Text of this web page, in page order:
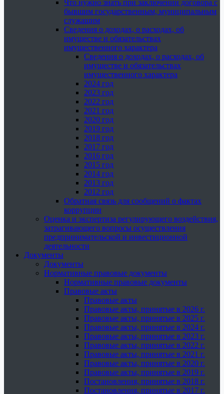
Что нужно знать при заключении договора с
бывшим государственным, муниципальным
служащим
Сведения о доходах, о расходах, об
имуществе и обязательствах
имущественного характера
Сведения о доходах, о расходах, об
имуществе и обязательствах
имущественного характера
2024 год
2023 год
2022 год
2021 год
2020 год
2019 год
2018 год
2017 год
2016 год
2015 год
2014 год
2013 год
2012 год
Обратная связь для сообщений о фактах
коррупции
Оценка и экспертиза регулирующего воздействия,
затрагивающего вопросы осуществления
предпринимательской и инвестиционной
деятельности
Документы
Документы
Нормативные правовые документы
Нормативные правовые документы
Правовые акты
Правовые акты
Правовые акты, принятые в 2026 г.
Правовые акты, принятые в 2025 г.
Правовые акты, принятые в 2024 г.
Правовые акты, принятые в 2023 г.
Правовые акты, принятые в 2022 г.
Правовые акты, принятые в 2021 г.
Правовые акты, принятые в 2020 г.
Правовые акты, принятые в 2019 г.
Постановления, принятые в 2018 г.
Постановления, принятые в 2017 г.